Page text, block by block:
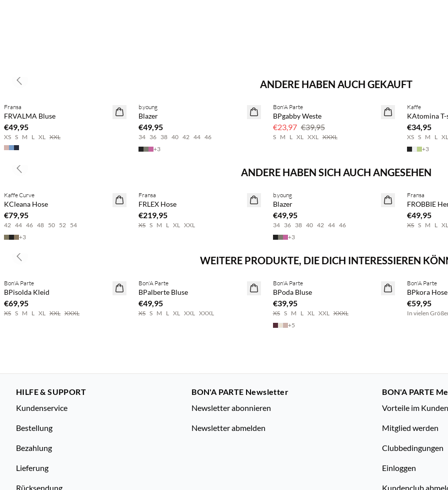
ANDERE HABEN AUCH GEKAUFT
NEUHEITEN
Fransa
FRVALMA Bluse
€49,95
XS S M L XL XXL
NEUHEITEN
b.young
Blazer
€49,95
34 36 38 40 42 44 46
+3
40 % Rabatt
Bon'A Parte
BPgabby Weste
€23,97 €39,95
S M L XL XXL XXXL
Kaffe
KAtomina
€34,95
XS S M L XL
+3
Previous slide
ANDERE HABEN SICH AUCH ANGESEHEN
NEUHEITEN
Kaffe Curve
KCleana Hose
€79,95
42 44 46 48 50 52 54
+3
NEUHEITEN
Fransa
FRLEX Hose
€219,95
XS S M L XL XXL
NEUHEITEN
BASIC DEAL
b.young
Blazer
€49,95
34 36 38 40 42 44 46
+3
NEUHEITEN
Kaufe mind. 2
Fransa
FROBBIE
€49,95
XS S M L XL
Previous slide
WEITERE PRODUKTE, DIE DICH INTERESSIEREN
NEUHEITEN
Bon'A Parte
BPisolda Kleid
€69,95
XS S M L XL XXL XXXL
NEUHEITEN
Kaufe mind. 2 & spare 20 %
Bon'A Parte
BPalberte Bluse
€49,95
XS S M L XL XXL XXXL
NEUHEITEN
Kaufe mind. 2 & spare 20 %
Bon'A Parte
BPoda Bluse
€39,95
XS S M L XL XXL XXXL
+5
NEUHEITEN
Kaufe mind. 2
Bon'A Parte
BPkora Hose
€59,95
In vielen
Previous slide
HILFE & SUPPORT
Kundenservice
Bestellung
Bezahlung
Lieferung
Rücksendung
BON'A PARTE Newsletter
Newsletter abonnieren
Newsletter abmelden
BON'A PARTE
Vorteile im
Mitglied werden
Clubbedingungen
Einloggen
Kundenclub